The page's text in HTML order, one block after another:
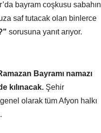
bayram coşkusu sabahın
saf tutacak olan binlerce
sorusuna yanıt arıyor.
Bayramı namazı
kılınacak. Şehir
olarak tüm Afyon halkı